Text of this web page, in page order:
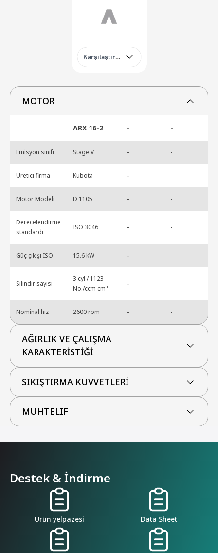
Karşılaştırma
MOTOR
ARX 16-2 - -
Emisyon sınıfı Stage V - -
Üretici firma Kubota - -
Motor Modeli D 1105 - -
Derecelendirme
standardı
ISO 3046 - -
Güç çıkışı ISO 15.6 kW - -
Silindir sayısı
3 cyl / 1123
No./ccm cm³
- -
Nominal hız 2600 rpm - -
AĞIRLIK VE ÇALIŞMA
KARAKTERİSTİĞİ
SIKIŞTIRMA KUVVETLERİ
MUHTELIF
Destek & İndirme
Ürün yelpazesi Data Sheet